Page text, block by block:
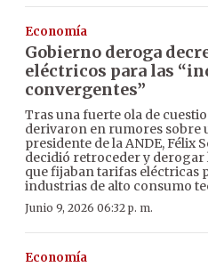
Economía
Gobierno deroga
eléctricos para las
convergentes”
Tras una fuerte ola de
derivaron en rumores sobre
presidente de la ANDE, Félix
decidió retroceder y derogar
que fijaban tarifas eléctricas
industrias de alto consumo
Junio 9, 2026 06:32 p. m.
Economía